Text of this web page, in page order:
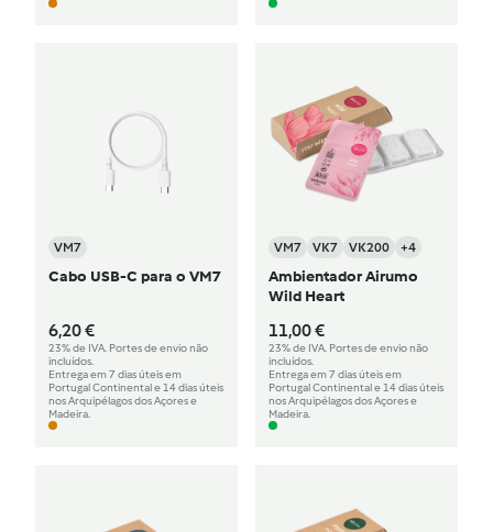
VM7
Cabo USB-C para o VM7
6,20 €
23% de IVA. Portes de envio não
incluídos.
Entrega em 7 dias úteis em
Portugal Continental e 14 dias úteis
nos Arquipélagos dos Açores e
Madeira.
VM7 VK7 VK200 +4
Ambientador Airumo
Wild Heart
11,00 €
23% de IVA. Portes de envio não
incluídos.
Entrega em 7 dias úteis em
Portugal Continental e 14 dias úteis
nos Arquipélagos dos Açores e
Madeira.